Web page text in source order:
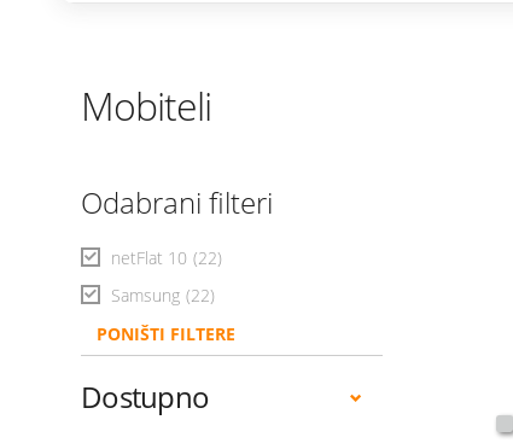
Mobiteli
Odabrani filteri
netFlat 10 (22)
Samsung (22)
PONIŠTI FILTERE
Dostupno